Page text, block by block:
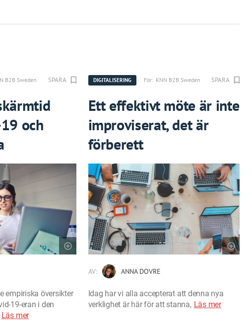
B2B Sweden SPARA
och
empiriska översikter
19-eran i den
Läs mer
DIGITALISERING För: KNN B2B Sweden SPARA
Ett effektivt möte är inte
improviserat, det är
förberett
AV: ANNA DOVRE
Idag har vi alla accepterat att denna nya
verklighet är här för att stanna, Läs mer